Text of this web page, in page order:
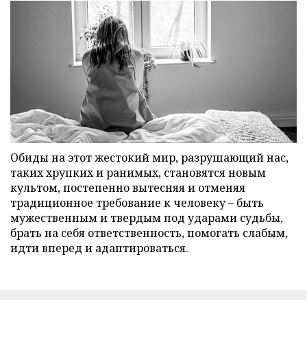
Обиды на этот жестокий мир, разрушающий нас,
таких хрупких и ранимых, становятся новым
культом, постепенно вытесняя и отменяя
традиционное требование к человеку – быть
мужественным и твердым под ударами судьбы,
брать на себя ответственность, помогать слабым,
идти вперед и адаптироваться.